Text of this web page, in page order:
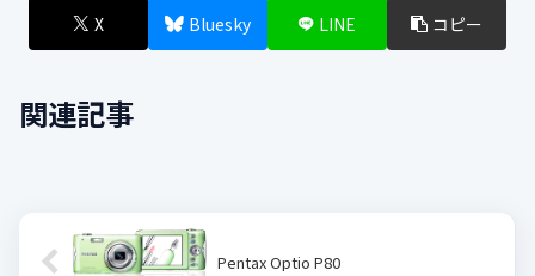
X Bluesky LINE コピー
関連記事
Pentax Optio P80